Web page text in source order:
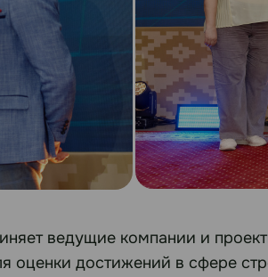
ведущие компании и
достижений в сфере